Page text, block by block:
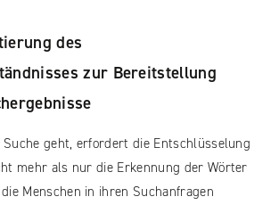
des
zur Bereitstellung
Suche geht, erfordert die Entschlüsselung
mehr als nur die Erkennung der Wörter
Menschen in ihren Suchanfragen